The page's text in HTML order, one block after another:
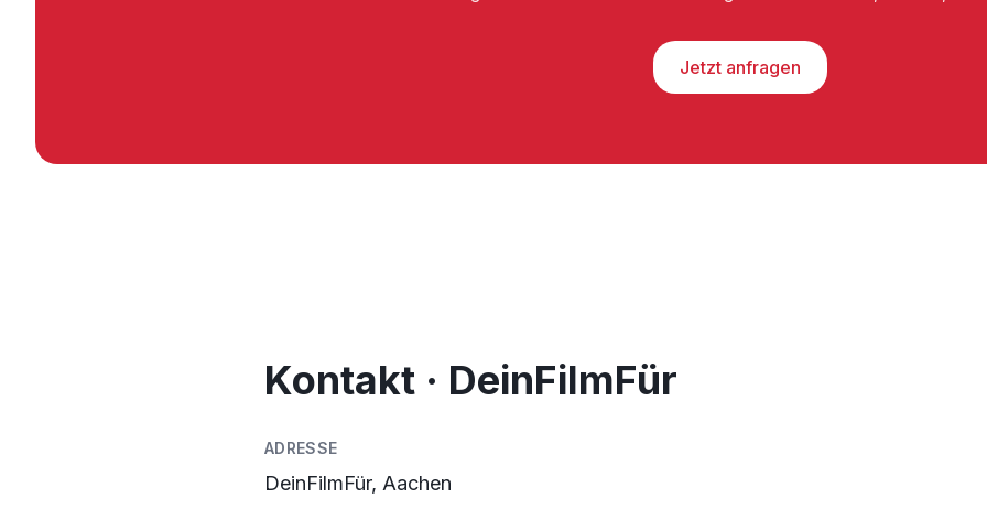
Jetzt anfragen
Kontakt · DeinFilmFür
ADRESSE
DeinFilmFür, Aachen